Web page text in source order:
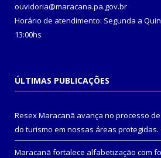
ouvidoria@maracana.pa.gov.br
Horário de atendimento: Segunda a
13:00hs
ÚLTIMAS PUBLICAÇÕES
Resex Maracanã avança no processo
do turismo em nossas áreas protegidas.
Maracanã fortalece alfabetização com